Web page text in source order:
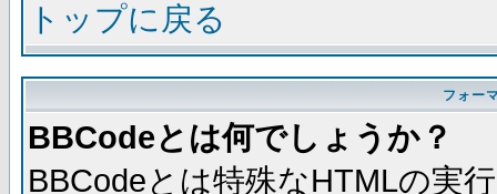
トップに戻る
フォー
BBCodeとは何でしょうか？
BBCodeとは特殊なHTMLの実